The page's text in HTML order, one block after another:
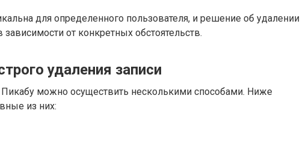
для определенного пользователя, и решение об удалении
зависимости от конкретных обстоятельств.
удаления записи
Пикабу можно осуществить несколькими способами. Ниже
из них: